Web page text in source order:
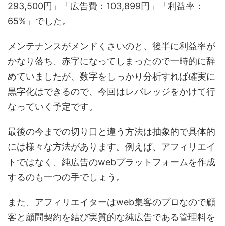
293,500円」「広告費：103,899円」「利益率：
65%」でした。
メンテナンスがメンドくさいのと、後半に利益率が
かなり落ち、赤字になってしまったので一時的に辞
めていましたが、数字をしっかり分析すれば確実に
黒字化はできるので、今回はレバレッジをかけて行
なっていく予定です。
最後の今までの切り口と違う方法は抽象的で具体的
には様々な方法があります。例えば、アフィリエイ
トではなく、純広告のwebプラットフォームを作成
するのも一つの手でしょう。
また、アフィリエイターはweb集客のプロなので顧
客と顧問契約を結び実質的な純広告である管理料を